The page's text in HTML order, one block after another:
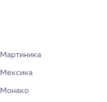
Мартиника
Мексика
Монако